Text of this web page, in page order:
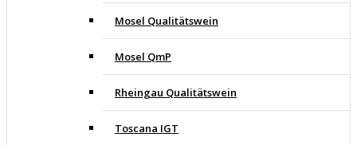
Mosel Qualitätswein
Mosel QmP
Rheingau Qualitätswein
Toscana IGT